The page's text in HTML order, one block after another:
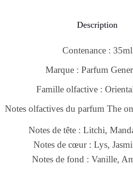
Description
Contenance : 35ml
Marque : Parfum
Famille olfactive :
Notes olfactives du parfum The
Notes de tête : Litchi,
Notes de cœur : Lys,
Notes de fond : Vanille,